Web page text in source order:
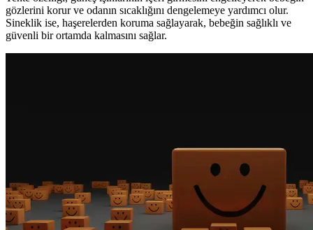
gözlerini korur ve odanın sıcaklığını dengelemeye yardımcı olur.
Sineklik ise, haşerelerden koruma sağlayarak, bebeğin sağlıklı ve
güvenli bir ortamda kalmasını sağlar.